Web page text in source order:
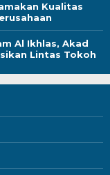
Kualitas
Al Ikhlas, Akad
Lintas Tokoh